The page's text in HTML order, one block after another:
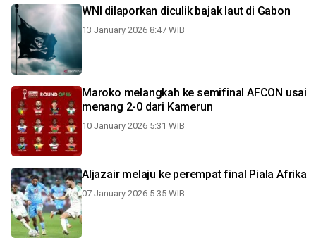
WNI dilaporkan diculik bajak laut di Gabon
13 January 2026 8:47 WIB
Maroko melangkah ke semifinal AFCON usai
menang 2-0 dari Kamerun
10 January 2026 5:31 WIB
Aljazair melaju ke perempat final Piala Afrika
07 January 2026 5:35 WIB